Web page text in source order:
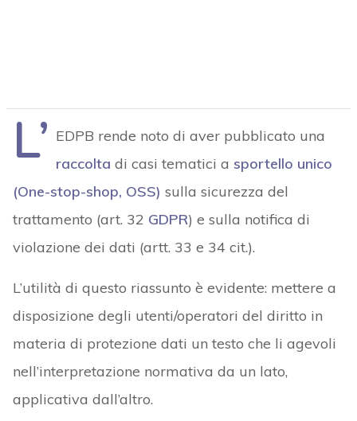
L’ EDPB rende noto di aver pubblicato una
raccolta di casi tematici a sportello unico
(One-stop-shop, OSS) sulla sicurezza del
trattamento (art. 32 GDPR) e sulla notifica di
violazione dei dati (artt. 33 e 34 cit.).
L’utilità di questo riassunto è evidente: mettere a
disposizione degli utenti/operatori del diritto in
materia di protezione dati un testo che li agevoli
nell’interpretazione normativa da un lato,
applicativa dall’altro.